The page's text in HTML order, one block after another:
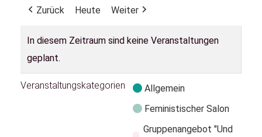
Zurück
Heute Weiter
In diesem Zeitraum sind keine Veranstaltungen
geplant.
Veranstaltungskategorien
Allgemein
Feministischer Salon
Gruppenangebot "Und